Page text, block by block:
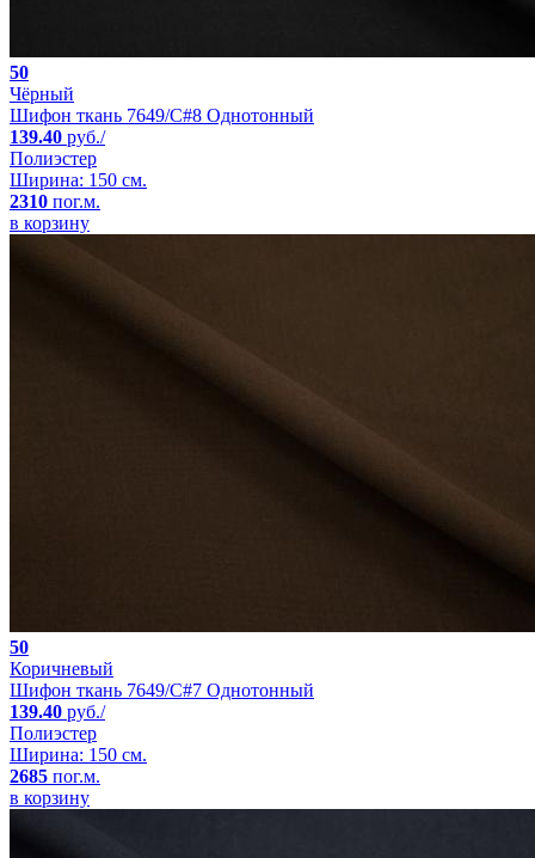
50
Чёрный
Шифон ткань 7649/C#8 Однотонный
139.40 руб./
Полиэстер
Ширина: 150 см.
2310 пог.м.
в корзину
50
Коричневый
Шифон ткань 7649/C#7 Однотонный
139.40 руб./
Полиэстер
Ширина: 150 см.
2685 пог.м.
в корзину